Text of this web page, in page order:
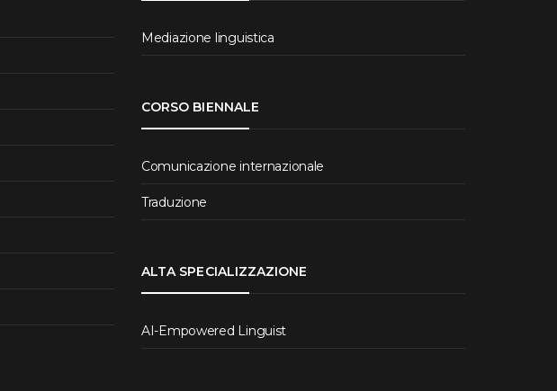
Mediazione linguistica
CORSO BIENNALE
Comunicazione internazionale
Traduzione
ALTA SPECIALIZZAZIONE
AI-Empowered Linguist